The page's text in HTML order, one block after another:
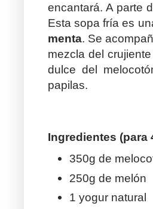
encantará. A parte
Esta sopa fría es
menta. Se
mezcla del
dulce del
papilas.
Ingredientes (para
350g de
250g de melón
1 yogur natural